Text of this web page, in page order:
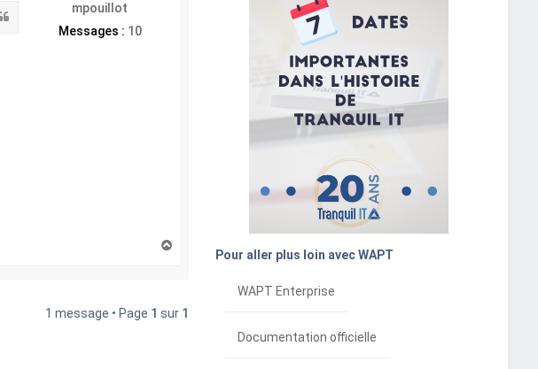
mpouillot
Messages : 10
1 message • Page 1 sur 1
Pour aller plus loin avec WAPT
WAPT Enterprise
Documentation officielle